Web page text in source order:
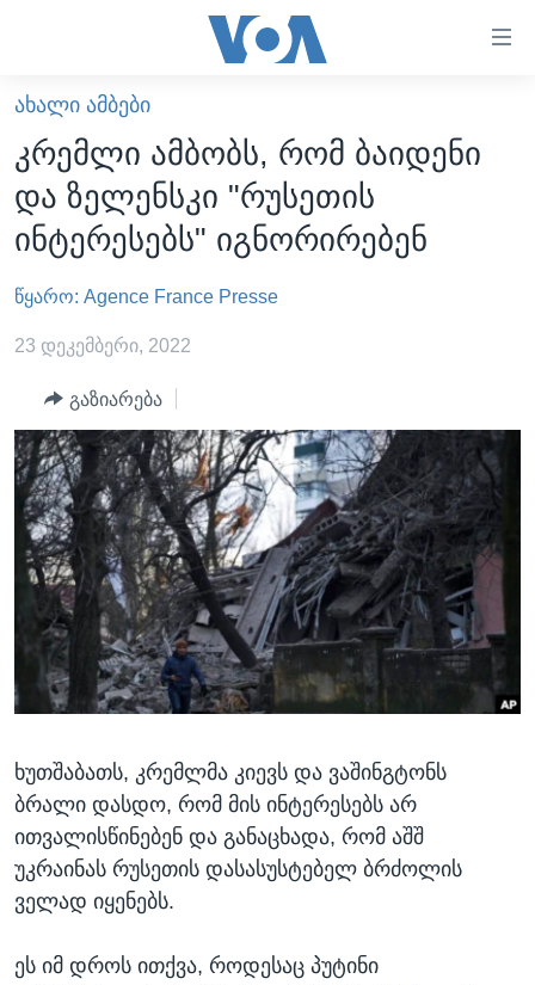
ხელმისაწვდომობისთვის
გადადით
მთავარზე
გადადით
მთავარ
ნავიგაციაზე
გადადით
ძიებაზე
ᲐᲮᲐᲚᲘ ᲐᲛᲑᲔᲑᲘ
ᲡᲐᲥᲐᲠᲗᲕᲔᲚᲝ
ᲐᲨᲨ
ᲐᲨᲨ-ᲘᲡ ᲐᲠᲩᲔᲕᲜᲔᲑᲘ 2024
ᲛᲡᲝᲤᲚᲘᲝ
ᲕᲘᲓᲔᲝᲔᲑᲘ
ᲒᲐᲓᲐᲪᲔᲛᲔᲑᲘ
ᲕᲐᲨᲘᲜᲒᲢᲝᲜᲘ ᲓᲦᲔᲡ
ᲮᲔᲓᲕᲐ ᲕᲐᲨᲘᲜᲒᲢᲝᲜᲘᲓᲐᲜ
ᲡᲢᲣᲓᲘᲐ ᲕᲐᲨᲘᲜᲒᲢᲝᲜᲘ
ᲡᲮᲕᲐ ᲡᲘᲐᲮᲚᲔᲔᲑᲘ
ᲞᲝᲚᲘᲢᲘᲙᲐ
ᲔᲙᲝᲜᲝᲛᲘᲙᲐ
ᲯᲐᲜᲛᲠᲗᲔᲚᲝᲑᲐ
ᲛᲔᲪᲜᲘᲔᲠᲔᲑᲐ
ᲘᲜᲢᲔᲠᲕᲘᲣ
ᲒᲐᲚᲘᲚᲔᲝ
ᲓᲔᲖᲘᲜᲤᲝᲠᲛᲐᲪᲘᲐ
ᲠᲣᲡᲔᲗᲘᲡ ᲨᲔᲭᲠᲐ ᲣᲙᲠᲐᲘᲜᲐᲨᲘ
Learning English
ᲗᲕᲐᲚᲘ ᲒᲕᲐᲓᲔᲕᲜᲔᲗ
ᲐᲮᲐᲚᲘ ᲐᲛᲑᲔᲑᲘ
კრემლი ამბობს, რომ ბაიდენი
და ზელენსკი "რუსეთის
ინტერესებს" იგნორირებენ
წყარო: Agence France Presse
23 დეკემბერი, 2022
გაზიარება
ხუთშაბათს, კრემლმა კიევს და ვაშინგტონს
ბრალი დასდო, რომ მის ინტერესებს არ
ითვალისწინებენ და განაცხადა, რომ აშშ
უკრაინას რუსეთის დასასუსტებელ ბრძოლის
ველად იყენებს.
ეს იმ დროს ითქვა, როდესაც პუტინი